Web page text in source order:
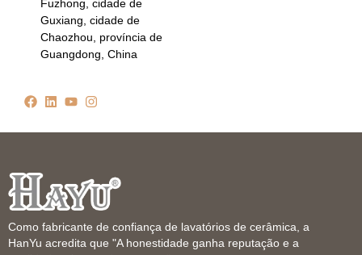
Fuzhong, cidade de
Guxiang, cidade de
Chaozhou, província de
Guangdong, China
Como fabricante de confiança de lavatórios de cerâmica, a
HanYu acredita que "A honestidade ganha reputação e a